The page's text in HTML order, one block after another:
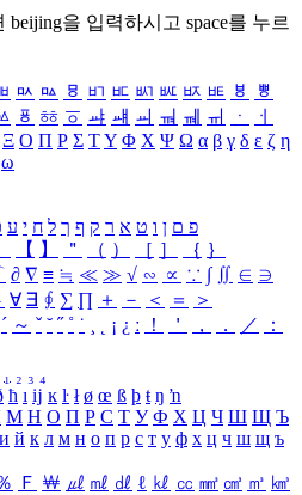
beijing을 입력하시고 space를 누르
ㅯ ㅰ ㅱ ㅲ ㅳ ㅴ ㅵ ㅶ ㅷ ㅸ
ㅹ
ㆄ ㆅ ㆆ ㆇ ㆈ ㆉ ㆊ ㆋ ㆌ ㆍ
ㆎ
Ξ Ο Π Ρ Σ ΤΥ Φ Χ Ψ Ω α β γ δ ε ζ η
ω
פ ם ן ו ט א ר ק ף ך ל ח י ע
【 】 ＂ （ ） ［ ］ ｛ ｝
∂ ∇ ≡ ≒ ≪ ≫ √ ∽ ∝ ∵ ∫ ∬ ∈ ∋
∀ ∃ ∮ ∑ ∏ ＋ － ＜ ＝
＞
´ ～ ˇ ˘ ˝ ˚ ˙ ¸ ¡ ¿ ː ！ ＇ ， ． ／
：
₁ ₂ ₃ ₄
ħ ı ĳ ĸ ŀ ł ø œ ß þ ŧ ŋ ŉ
М Н О П Р С Т У Ф Х Ц Ч Ш Щ Ъ
и й к л м н о п р с т у ф х ц ч ш щ ъ
Ｆ ￦ ㎕ ㎖ ㎗ ℓ ㎘ ㏄ ㎣ ㎤ ㎥ ㎦